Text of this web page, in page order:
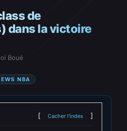
de
dans la victoire
Boué
NBA
Cacher l'index